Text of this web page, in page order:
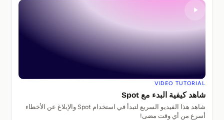
VIDEO TUTORIAL
شاهد كيفية البدء مع Spot
شاهد هذا الفيديو السريع لتبدأ في استخدام Spot والإبلاغ عن الأخطاء
أسرع من أي وقت مضى!